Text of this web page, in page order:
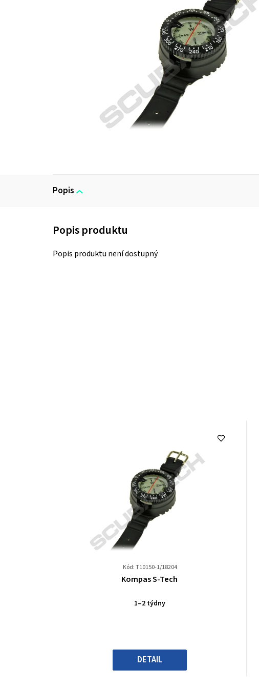
Popis
Popis produktu není dostupný
Kód: T10150-1/18204
Průměrné
produktu
5
hvězdiček.
Kompas S-Tech
1–2 týdny
DETAIL